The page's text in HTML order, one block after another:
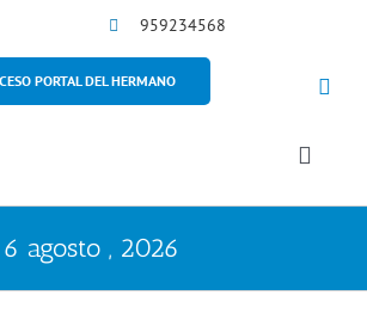
959234568
PORTAL DEL HERMANO
Toggle
agosto , 2026